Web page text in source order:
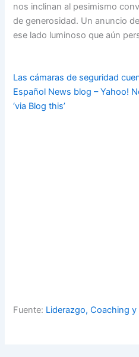
nos inclinan al pesimismo
de generosidad. Un anuncio
ese lado luminoso que aún
Las cámaras de seguridad
Español News blog – Yahoo!
‘via Blog this’
Fuente: Liderazgo, Coaching y